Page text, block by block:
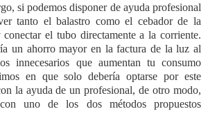
si podemos disponer de ayuda profesional
tanto el balastro como el cebador de la
el tubo directamente a la corriente.
un ahorro mayor en la factura de la luz al
innecesarios que aumentan tu consumo
en que solo debería optarse por este
la ayuda de un profesional, de otro modo,
uno de los dos métodos propuestos